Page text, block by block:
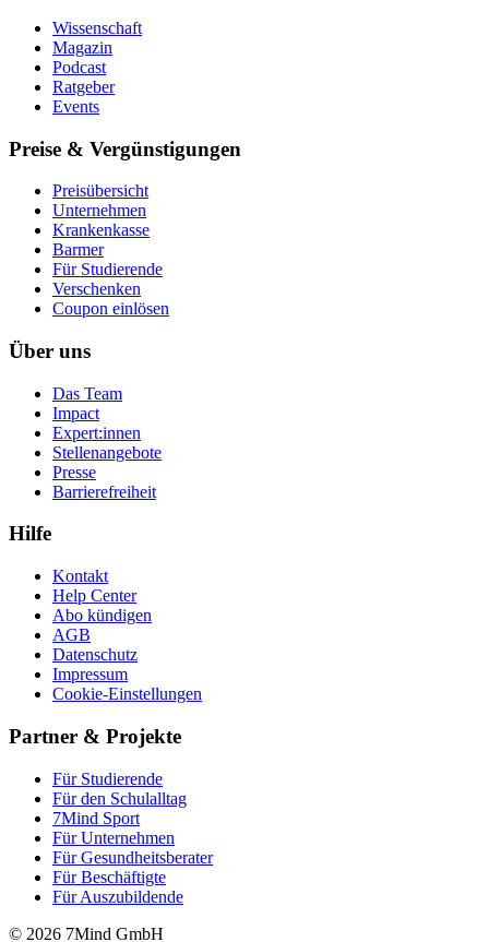
Wissenschaft
Magazin
Podcast
Ratgeber
Events
Preise & Vergünstigungen
Preisübersicht
Unternehmen
Krankenkasse
Barmer
Für Studierende
Ver­schen­ken
Coupon einlösen
Über uns
Das Team
Impact
Expert:innen
Stellenangebote
Presse
Barrierefreiheit
Hilfe
Kontakt
Help Center
Abo kündigen
AGB
Datenschutz
Impressum
Cookie-Einstellungen
Partner & Projekte
Für Stu­die­rende
Für den Schulalltag
7Mind Sport
Für Unter­neh­men
Für Gesund­heits­be­ra­ter
Für Beschäftigte
Für Auszubildende
© 2026 7Mind GmbH